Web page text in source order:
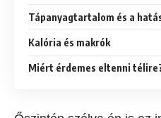
Tápanyagtartalom és a
Kalória és makrók
Miért érdemes eltenni